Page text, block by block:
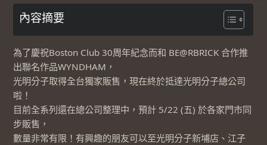
內容摘要
為了慶祝Boston Club 30周年紀念而和 BE@RBRICK 合作推
出聯名作品WYNDHAM，
光明分子取得全台獨家販售，現在終於抵達光明分子總公司
啦！
目前全系列還在總公司整理中，預計 5/22 (五) 於各家門市同
步販售，
數量非常有限！有興趣的朋友可以至光明分子新埔店、江子